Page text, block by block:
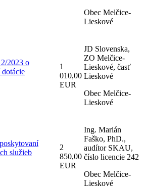
Obec Melčice-
Lieskové
2023 o
1
010,00
EUR
JD Slovenska,
ZO Melčice-
Lieskové, časť
Lieskové
Obec Melčice-
Lieskové
služieb
2
850,00
EUR
Ing. Marián
Faško, PhD.,
audítor SKAU,
číslo licencie 242
Obec Melčice-
Lieskové